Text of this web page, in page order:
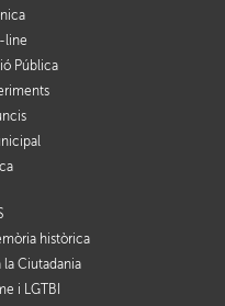
line
Pública
històrica
la Ciutadania
i LGTBI